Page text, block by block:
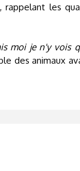
les
moi je n'y vois
des animaux